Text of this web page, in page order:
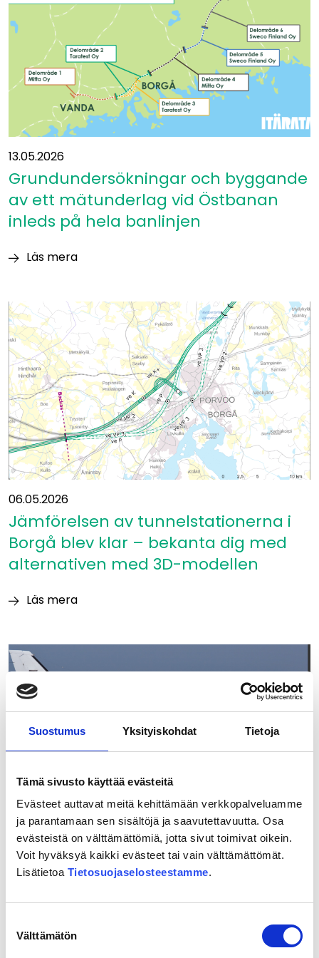
Suostumus Yksityiskohdat Tietoja
Tämä sivusto käyttää evästeitä
Evästeet auttavat meitä kehittämään verkkopalveluamme
ja parantamaan sen sisältöjä ja saavutettavuutta. Osa
evästeistä on välttämättömiä, jotta sivut toimivat oikein.
Voit hyväksyä kaikki evästeet tai vain välttämättömät.
Lisätietoa Tietosuojaselosteestamme.
valinta
Välttämätön
publicerats
13.05.2026
Grundundersökningar och byggande
av ett mätunderlag vid Östbanan
inleds på hela banlinjen
Läs mera
byggande
av
ett
mätunderlag
vid
Östbanan
inleds
på
hela
banlinjen
06.05.2026
Jämförelsen av tunnelstationerna i
Borgå blev klar – bekanta dig med
alternativen med 3D-modellen
Läs mera
tunnelstationerna
i
Borgå
blev
bekanta
med
alternativen
med
3D-
modellen
09.04.2026
Flygfotografering för Östbanan inleds
vid lämpligt väder under veckoslutet
– ett lågt flygande flygplan kan
väcka uppmärksamhet mellan